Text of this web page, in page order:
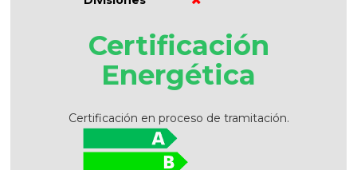
Certificación
Energética
Certificación en proceso de tramitación.